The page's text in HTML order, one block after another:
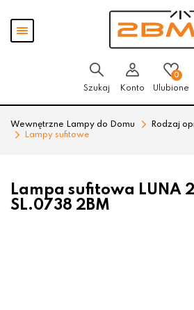
Pokaż
menu
Szukaj Konto
0
Ulubione
Wewnętrzne Lampy do Domu
Rodzaj
Lampy sufitowe
Lampa sufitowa LUNA
SL.0738 2BM